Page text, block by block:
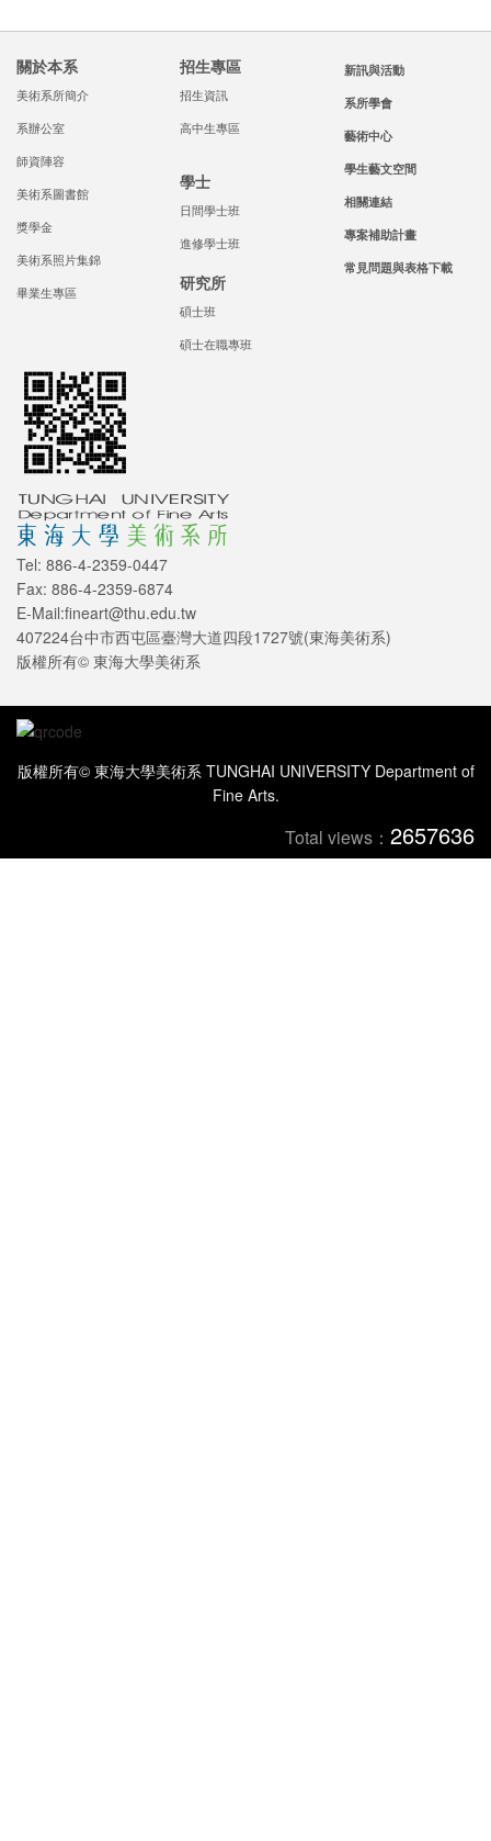
關於本系
美術系所簡介
系辦公室
師資陣容
美術系圖書館
獎學金
美術系照片集錦
畢業生專區
招生專區
招生資訊
高中生專區
學士
日間學士班
進修學士班
研究所
碩士班
碩士在職專班
新訊與活動
系所學會
藝術中心
學生藝文空間
相關連結
專案補助計畫
常見問題與表格下載
Tel: 886-4-2359-0447
Fax: 886-4-2359-6874
E-Mail:fineart@thu.edu.tw
407224台中市西屯區臺灣大道四段1727號(東海美術系)
版權所有© 東海大學美術系
版權所有© 東海大學美術系 TUNGHAI UNIVERSITY Department of
Fine Arts.
Total views： 2657636